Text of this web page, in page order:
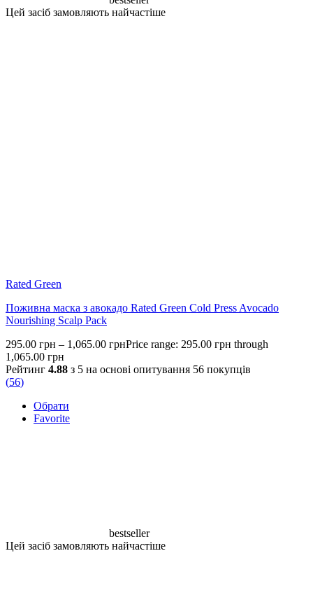
Цей засіб замовляють найчастіше
Rated Green
Поживна маска з авокадо Rated Green Cold Press Avocado
Nourishing Scalp Pack
295.00 грн – 1,065.00 грнPrice range: 295.00 грн through
1,065.00 грн
Рейтинг 4.88 з 5 на основі опитування 56 покупців
(56)
Обрати
Favorite
bestseller
Цей засіб замовляють найчастіше